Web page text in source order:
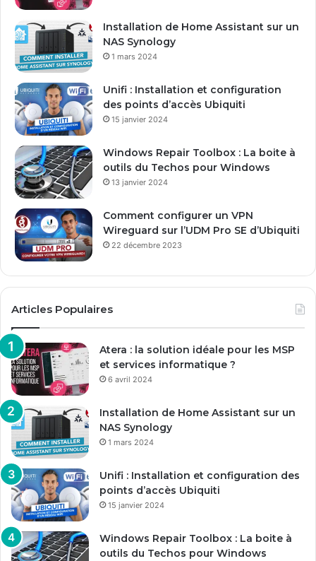
s
e
m
a
Installation de Home Assistant sur un
NAS Synology
1 mars 2024
Unifi : Installation et configuration
des points d’accès Ubiquiti
15 janvier 2024
Windows Repair Toolbox : La boite à
outils du Techos pour Windows
13 janvier 2024
Comment configurer un VPN
Wireguard sur l’UDM Pro SE d’Ubiquiti
22 décembre 2023
Articles Populaires
Atera : la solution idéale pour les MSP
et services informatique ?
6 avril 2024
Installation de Home Assistant sur un
NAS Synology
1 mars 2024
Unifi : Installation et configuration des
points d’accès Ubiquiti
15 janvier 2024
Windows Repair Toolbox : La boite à
outils du Techos pour Windows